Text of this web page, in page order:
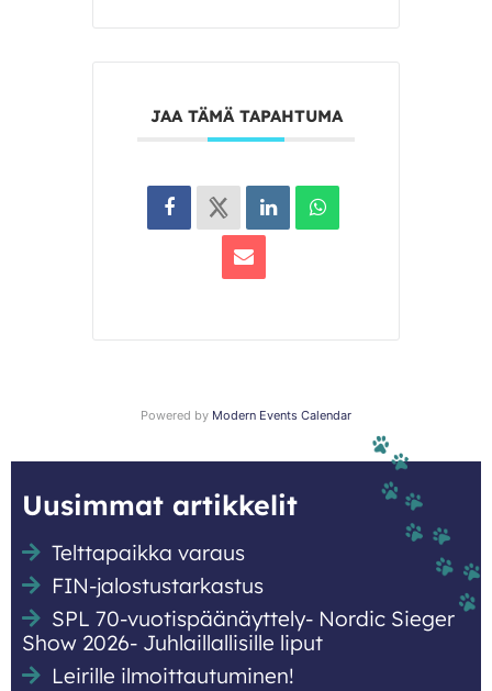
JAA TÄMÄ TAPAHTUMA
Powered by Modern Events Calendar
Uusimmat artikkelit
Telttapaikka varaus
FIN-jalostustarkastus
SPL 70-vuotispäänäyttely- Nordic Sieger
Show 2026- Juhlaillallisille liput
Leirille ilmoittautuminen!